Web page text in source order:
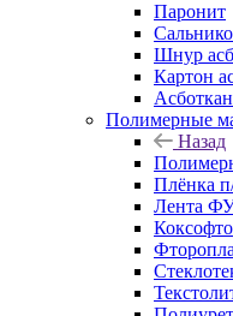
Паронит
Шнур
Картон
Полимерные
Назад
Плёнка
Лента